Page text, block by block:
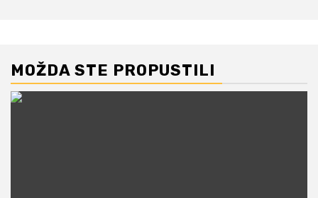
MOŽDA STE PROPUSTILI